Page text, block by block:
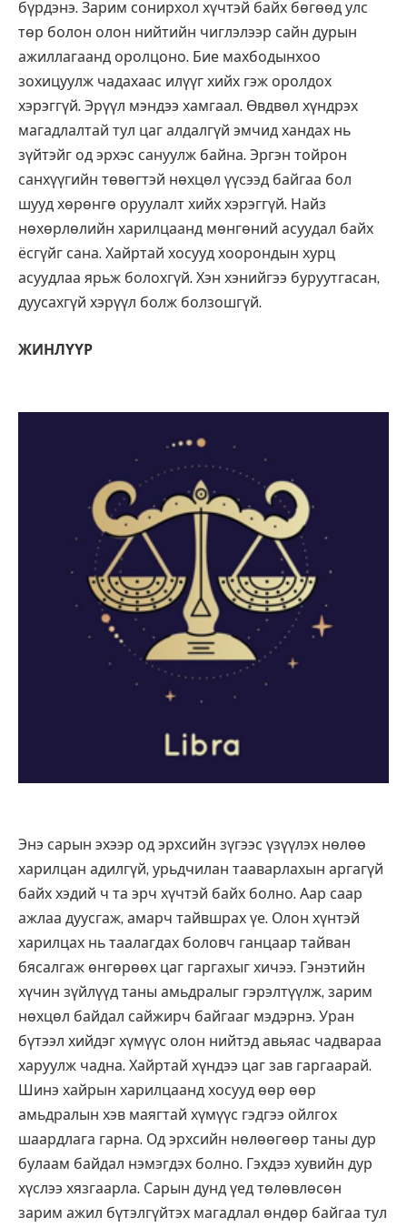
бүрдэнэ. Зарим сонирхол хүчтэй байх бөгөөд улс
төр болон олон нийтийн чиглэлээр сайн дурын
ажиллагаанд оролцоно. Бие махбодынхоо
зохицуулж чадахаас илүүг хийх гэж оролдох
хэрэггүй. Эрүүл мэндээ хамгаал. Өвдвөл хүндрэх
магадлалтай тул цаг алдалгүй эмчид хандах нь
зүйтэйг од эрхэс сануулж байна. Эргэн тойрон
санхүүгийн төвөгтэй нөхцөл үүсээд байгаа бол
шууд хөрөнгө оруулалт хийх хэрэггүй. Найз
нөхөрлөлийн харилцаанд мөнгөний асуудал байх
ёсгүйг сана. Хайртай хосууд хоорондын хурц
асуудлаа ярьж болохгүй. Хэн хэнийгээ буруутгасан,
дуусахгүй хэрүүл болж болзошгүй.
ЖИНЛҮҮР
Энэ сарын эхээр од эрхсийн зүгээс үзүүлэх нөлөө
харилцан адилгүй, урьдчилан тааварлахын аргагүй
байх хэдий ч та эрч хүчтэй байх болно. Аар саар
ажлаа дуусгаж, амарч тайвшрах үе. Олон хүнтэй
харилцах нь таалагдах боловч ганцаар тайван
бясалгаж өнгөрөөх цаг гаргахыг хичээ. Гэнэтийн
хүчин зүйлүүд таны амьдралыг гэрэлтүүлж, зарим
нөхцөл байдал сайжирч байгааг мэдэрнэ. Уран
бүтээл хийдэг хүмүүс олон нийтэд авьяас чадвараа
харуулж чадна. Хайртай хүндээ цаг зав гаргаарай.
Шинэ хайрын харилцаанд хосууд өөр өөр
амьдралын хэв маягтай хүмүүс гэдгээ ойлгох
шаардлага гарна. Од эрхсийн нөлөөгөөр таны дур
булаам байдал нэмэгдэх болно. Гэхдээ хувийн дур
хүслээ хязгаарла. Сарын дунд үед төлөвлөсөн
зарим ажил бүтэлгүйтэх магадлал өндөр байгаа тул